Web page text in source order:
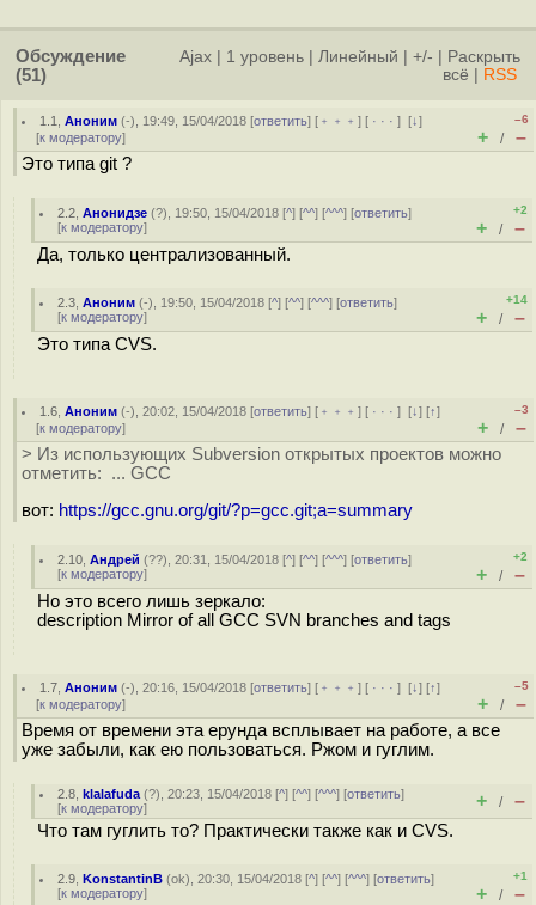
Обсуждение
(51)
Ajax 1 уровень Линейный +/-
Раскрыть
всё
RSS
1.1 ,Аноним (-), 19:49, 15/04/2018 [ответить] [ ﹢﹢﹢] [ · · ·][↓]
[к модератору]
–6
+ / –
Это типа git ?
2.2 ,Анонидзе (?), 19:50, 15/04/2018 [^] [^^] [^^^] [ответить]
[к модератору]
+2
+ / –
Да, только централизованный.
2.3 ,Аноним (-), 19:50, 15/04/2018 [^] [^^] [^^^] [ответить]
[к модератору]
+14
+ / –
Это типа CVS.
1.6 ,Аноним (-), 20:02, 15/04/2018 [ответить] [ ﹢﹢﹢] [ · · ·][↓] [↑]
[к модератору]
–3
+ / –
> Из использующих Subversion открытых проектов можно
отметить: ... GCC
вот: https://gcc.gnu.org/git/?p=gcc.git;a=summary
2.10 ,Андрей (??), 20:31, 15/04/2018 [^] [^^] [^^^] [ответить]
[к модератору]
+2
+ / –
Но это всего лишь зеркало:
description Mirror of all GCC SVN branches and tags
1.7 ,Аноним (-), 20:16, 15/04/2018 [ответить] [ ﹢﹢﹢] [ · · ·][↓] [↑]
[к модератору]
–5
+ / –
Время от времени эта ерунда всплывает на работе, а все
уже забыли, как ею пользоваться. Ржом и гуглим.
2.8 ,klalafuda (?), 20:23, 15/04/2018 [^] [^^] [^^^] [ответить]
[к модератору] + / –
Что там гуглить то? Практически также как и CVS.
2.9 ,KonstantinB (ok), 20:30, 15/04/2018 [^] [^^] [^^^] [ответить]
[к модератору]
+1
+ / –